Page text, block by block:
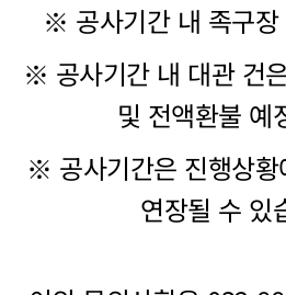
※ 공사기간 내 족구장
※ 공사기간 내 대관 건
및 전액환불 예
※ 공사기간은 진행상
연장될 수 있